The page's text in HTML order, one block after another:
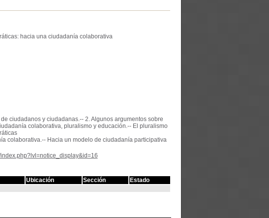
hacia una ciudadanía colaborativa
ciudadanos y ciudadanas.-- 2. Algunos argumentos sobre
colaborativa, pluralismo y educación.-- El pluralismo
colaborativa.-- Hacia un modelo de ciudadanía participativa
Ubicación Sección
Estado